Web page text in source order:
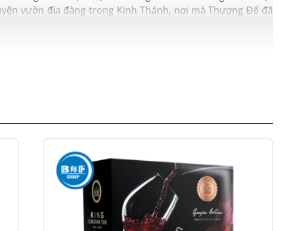
vườn địa đàng trong Kinh Thánh, nơi mà Thượng Đế đã
miệt mài tìm kiếm sự hoàn mỹ của hương vị.